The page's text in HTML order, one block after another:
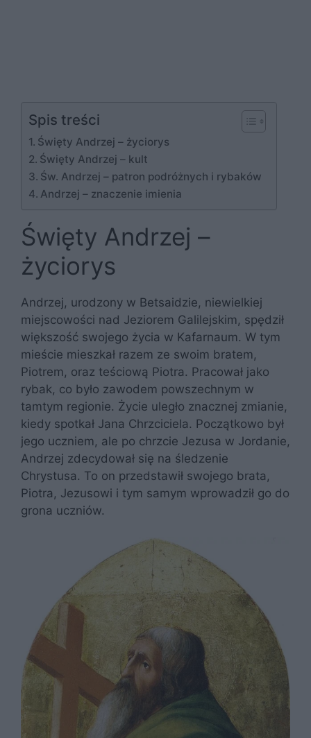
Spis treści
Święty Andrzej – życiorys
Święty Andrzej – kult
Św. Andrzej – patron podróżnych i rybaków
Andrzej – znaczenie imienia
Święty Andrzej –
życiorys
Andrzej, urodzony w Betsaidzie, niewielkiej
miejscowości nad Jeziorem Galilejskim, spędził
większość swojego życia w Kafarnaum. W tym
mieście mieszkał razem ze swoim bratem,
Piotrem, oraz teściową Piotra. Pracował jako
rybak, co było zawodem powszechnym w
tamtym regionie. Życie uległo znacznej zmianie,
kiedy spotkał Jana Chrzciciela. Początkowo był
jego uczniem, ale po chrzcie Jezusa w Jordanie,
Andrzej zdecydował się na śledzenie
Chrystusa. To on przedstawił swojego brata,
Piotra, Jezusowi i tym samym wprowadził go do
grona uczniów.